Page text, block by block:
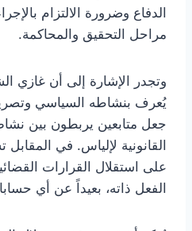
الدفاع وضرورة الالتزام
مراحل التحقيق والمحاكمة.
وتجدر الإشارة إلى أن غازي
يُعرف بنشاطه السياسي
جعل متابعين يربطون بين
القانونية لإلياس. في
على استقلال القرارات
الفعل ذاته، بعيداً عن أي